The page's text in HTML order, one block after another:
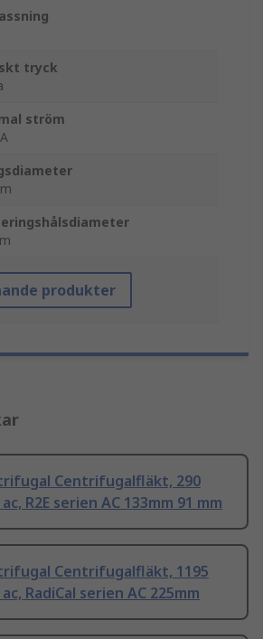
tryck
ström
produkter
Centrifugalfläkt, 290
R2E serien AC 133mm 91 mm
Centrifugalfläkt, 1195
RadiCal serien AC 225mm